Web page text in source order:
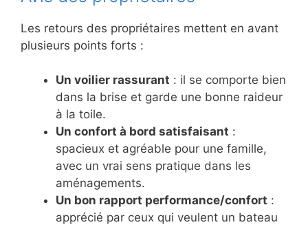
Les retours des propriétaires mettent en avant
plusieurs points forts :
Un voilier rassurant : il se comporte bien
dans la brise et garde une bonne raideur
à la toile.
Un confort à bord satisfaisant :
spacieux et agréable pour une famille,
avec un vrai sens pratique dans les
aménagements.
Un bon rapport performance/confort :
apprécié par ceux qui veulent un bateau